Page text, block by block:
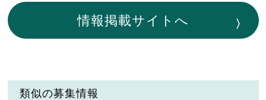
情報掲載サイトへ
類似の募集情報